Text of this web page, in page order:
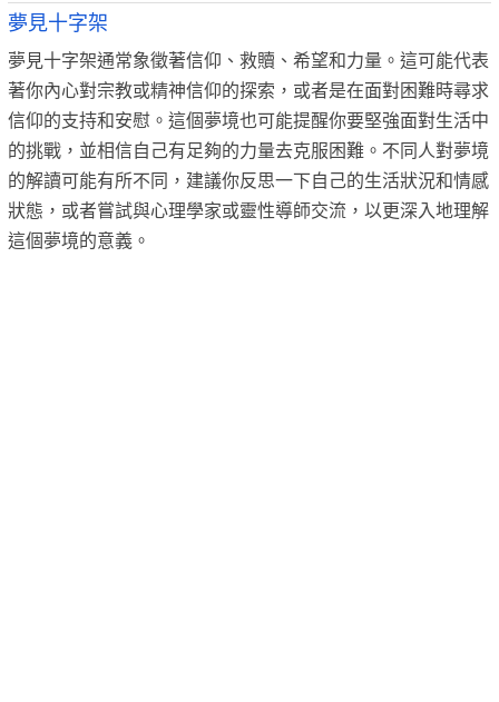
夢見十字架
夢見十字架通常象徵著信仰、救贖、希望和力量。這可能代表
著你內心對宗教或精神信仰的探索，或者是在面對困難時尋求
信仰的支持和安慰。這個夢境也可能提醒你要堅強面對生活中
的挑戰，並相信自己有足夠的力量去克服困難。不同人對夢境
的解讀可能有所不同，建議你反思一下自己的生活狀況和情感
狀態，或者嘗試與心理學家或靈性導師交流，以更深入地理解
這個夢境的意義。